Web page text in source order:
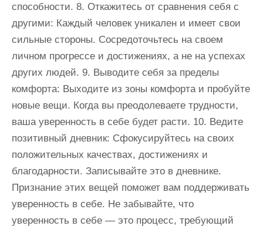
способности. 8. Откажитесь от сравнения себя с
другими: Каждый человек уникален и имеет свои
сильные стороны. Сосредоточьтесь на своем
личном прогрессе и достижениях, а не на успехах
других людей. 9. Выводите себя за пределы
комфорта: Выходите из зоны комфорта и пробуйте
новые вещи. Когда вы преодолеваете трудности,
ваша уверенность в себе будет расти. 10. Ведите
позитивный дневник: Сфокусируйтесь на своих
положительных качествах, достижениях и
благодарности. Записывайте это в дневнике.
Признание этих вещей поможет вам поддерживать
уверенность в себе. Не забывайте, что
уверенность в себе — это процесс, требующий